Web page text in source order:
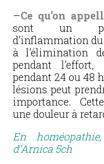
–Ce qu’on
sont un
d’inflammation
à l’élimination
pendant
pendant 24 ou 48
lésions peut
importance.
une douleur à
En
d’Arnica 5ch